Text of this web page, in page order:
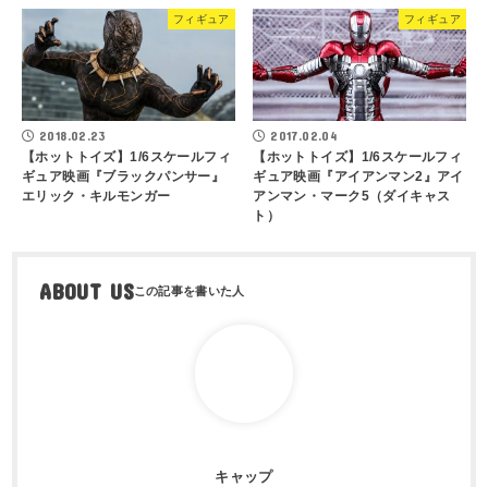
フィギュア
2018.02.23
【ホットトイズ】1/6スケールフィ
ギュア映画『ブラックパンサー』
エリック・キルモンガー
フィギュア
2017.02.04
【ホットトイズ】1/6スケールフィ
ギュア映画『アイアンマン2』アイ
アンマン・マーク5（ダイキャス
ト）
ABOUT US
キャップ